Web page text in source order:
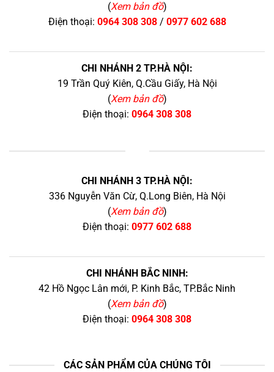
(Xem bản đồ)
Điện thoại: 0964 308 308/ 0977 602 688
CHI NHÁNH 2 TP.HÀ NỘI:
19 Trần Quý Kiên, Q.Cầu Giấy, Hà Nội
(Xem bản đồ)
Điện thoại: 0964 308 308
CHI NHÁNH 3 TP.HÀ NỘI:
336 Nguyễn Văn Cừ, Q.Long Biên, Hà Nội
(Xem bản đồ)
Điện thoại: 0977 602 688
CHI NHÁNH BẮC NINH:
42 Hồ Ngọc Lân mới, P. Kinh Bắc, TP.Bắc Ninh
(Xem bản đồ)
Điện thoại: 0964 308 308
CÁC SẢN PHẨM CỦA CHÚNG TÔI